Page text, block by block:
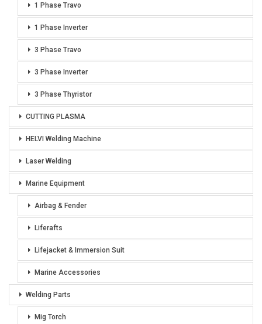
1 Phase Travo
1 Phase Inverter
3 Phase Travo
3 Phase Inverter
3 Phase Thyristor
CUTTING PLASMA
HELVI Welding Machine
Laser Welding
Marine Equipment
Airbag & Fender
Liferafts
Lifejacket & Immersion Suit
Marine Accessories
Welding Parts
Mig Torch